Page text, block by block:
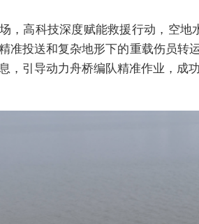
，高科技深度赋能救援行动，空
准投送和复杂地形下的重载伤员转
，引导动力舟桥编队精准作业，成